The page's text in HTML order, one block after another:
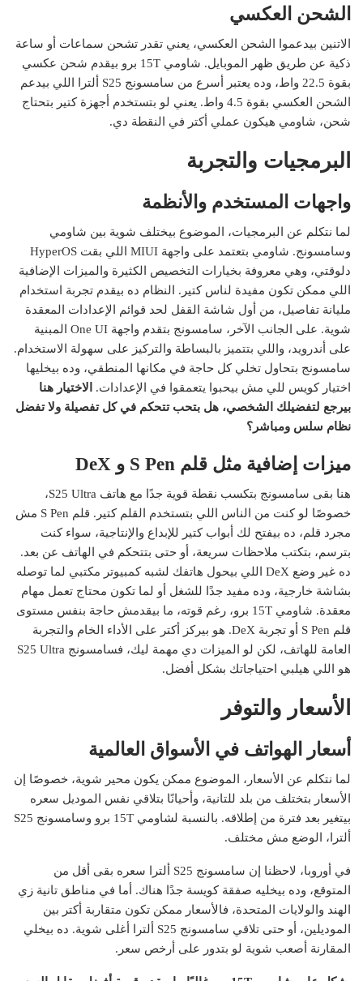
الشحن العكسي
الاتنين بيدعموا الشحن العكسي، يعني تقدر تشحن سماعات أو ساعة
ذكية عن طريق ظهر الموبايل. شاومي 15T برو بيقدم شحن عكسي
بقوة 22.5 واط، وده يعتبر أسرع من سامسونج S25 ألترا اللي بيدعم
الشحن العكسي بقوة 4.5 واط. يعني لو بتستخدم أجهزة كتير بتحتاج
شحن، شاومي هيكون عملي أكتر في النقطة دي.
البرمجيات والتجربة
واجهات المستخدم والأنظمة
لما نتكلم عن البرمجيات، الموضوع بيختلف شوية بين شاومي
وسامسونج. شاومي بتعتمد على واجهة MIUI اللي بقت HyperOS
دلوقتي، وهي معروفة بخيارات التخصيص الكثيرة والميزات الإضافية
اللي ممكن تكون مفيدة لناس كتير. النظام ده بيقدم تجربة استخدام
مليانة تفاصيل، من أول شاشة القفل لحد قوائم الإعدادات المعقدة
شوية. على الجانب الآخر، سامسونج بتقدم واجهة One UI المبنية
على أندرويد، واللي بتتميز بالبساطة والتركيز على سهولة الاستخدام.
سامسونج بتحاول تخلي كل حاجة في مكانها المنطقي، وده بيخليها
اختيار كويس للي مش بيحبوا يتعمقوا في الإعدادات.
الاختيار هنا
بيرجع لتفضيلك الشخصي، هل بتحب تتحكم في كل تفصيلة ولا تفضل
نظام سلس ومباشر؟
ميزات إضافية مثل قلم S Pen و DeX
هنا بقى سامسونج بتكسب نقطة قوية جدًا مع هاتف S25 Ultra،
خصوصًا لو كنت من الناس اللي بتستخدم القلم كتير. قلم S Pen مش
مجرد قلم، ده بيفتح لك أبواب كتير للإبداع والإنتاجية، سواء كنت
بترسم، بتكتب ملاحظات سريعة، أو حتى بتتحكم في الهاتف عن بعد.
ده غير وضع DeX اللي بيحول هاتفك لشبه كمبيوتر مكتبي لما توصله
بشاشة خارجية، وده مفيد جدًا للشغل أو لما تكون محتاج تعمل مهام
معقدة. شاومي 15T برو، رغم قوته، ما بيقدمش حاجة بنفس مستوى
قلم S Pen أو تجربة DeX. هو بيركز أكتر على الأداء الخام والتجربة
العامة للهاتف، لكن لو الميزات دي مهمة ليك، فسامسونج S25 Ultra
هو اللي هيلبي احتياجاتك بشكل أفضل.
الأسعار والتوفر
أسعار الهواتف في الأسواق العالمية
لما نتكلم عن الأسعار، الموضوع ممكن يكون محير شوية، خصوصًا إن
الأسعار بتختلف من بلد للتانية، وأحيانًا بتلاقي نفس الموديل سعره
بيتغير بعد فترة من إطلاقه. بالنسبة لشاومي 15T برو وسامسونج S25
ألترا، الوضع مش مختلف.
في أوروبا، لاحظنا إن سامسونج S25 ألترا سعره بقى أقل من
المتوقع، وده بيخليه صفقة كويسة جدًا هناك. أما في مناطق تانية زي
الهند والولايات المتحدة، فالأسعار ممكن تكون متقاربة أكتر بين
الموديلين، أو حتى تلاقي سامسونج S25 ألترا أغلى شوية. ده بيخلي
المقارنة أصعب شوية لو بتدور على أرخص سعر.